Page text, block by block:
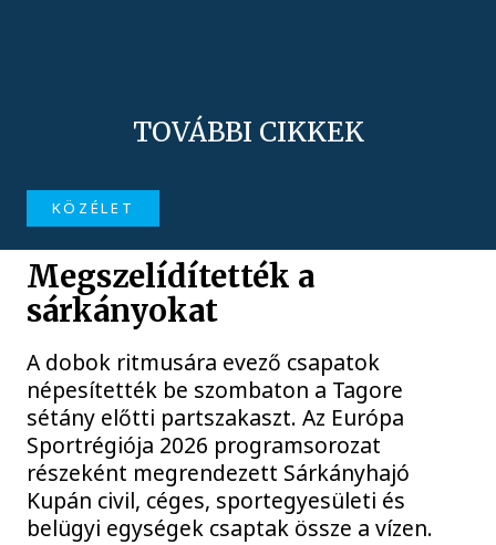
TOVÁBBI CIKKEK
KÖZÉLET
Megszelídítették a
sárkányokat
A dobok ritmusára evező csapatok
népesítették be szombaton a Tagore
sétány előtti partszakaszt. Az Európa
Sportrégiója 2026 programsorozat
részeként megrendezett Sárkányhajó
Kupán civil, céges, sportegyesületi és
belügyi egységek csaptak össze a vízen.